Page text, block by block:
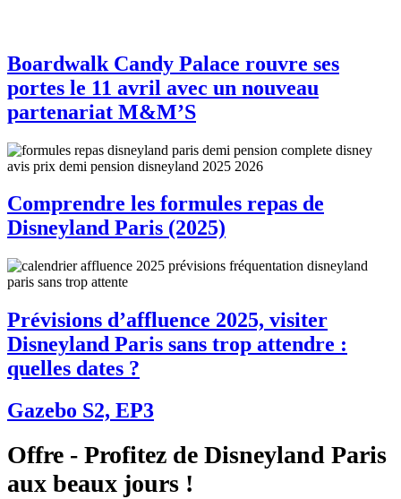
Boardwalk Candy Palace rouvre ses
portes le 11 avril avec un nouveau
partenariat M&M’S
Comprendre les formules repas de
Disneyland Paris (2025)
Prévisions d’affluence 2025, visiter
Disneyland Paris sans trop attendre :
quelles dates ?
Gazebo S2, EP3
Offre - Profitez de Disneyland Paris
aux beaux jours !